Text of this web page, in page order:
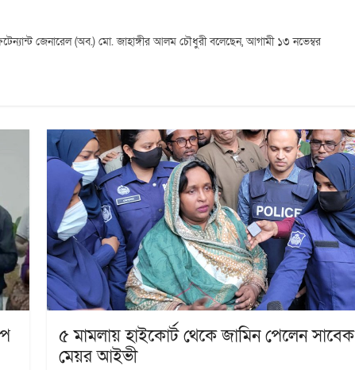
জেনারেল (অব.) মো. জাহাঙ্গীর আলম চৌধুরী বলেছেন, আগামী ১৩ নভেম্বর
৫ মামলায় হাইকোর্ট থেকে জামিন পেলেন সাবেক
মেয়র আইভী